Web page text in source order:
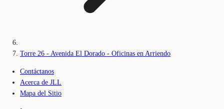
Torre 26 - Avenida El Dorado - Oficinas en Arriendo
Contáctanos
Acerca de JLL
Mapa del Sitio